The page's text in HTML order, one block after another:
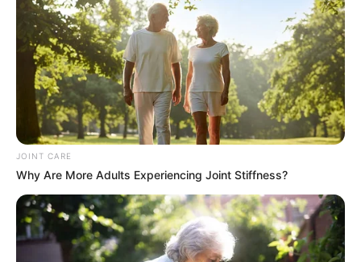
ABOUT THE AUTHOR
เจ้าหมอดู
เนื้อหาที่ได้รับการโปรโมต
JOINT CARE
Why Are More Adults Experiencing Joint Stiffness?